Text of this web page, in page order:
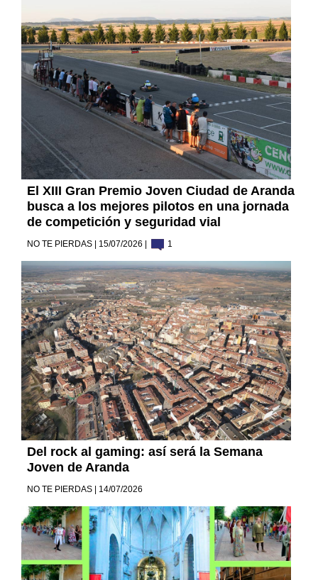
El XIII Gran Premio Joven Ciudad de Aranda
busca a los mejores pilotos en una jornada
de competición y seguridad vial
NO TE PIERDAS | 15/07/2026 | 1
Del rock al gaming: así será la Semana
Joven de Aranda
NO TE PIERDAS | 14/07/2026